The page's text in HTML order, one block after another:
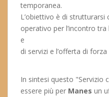
temporanea.
L’obiettivo è di
operativo per l’incontro
e
di servizi e l’offerta di
In sintesi questo "Servizio
essere più per Manes un